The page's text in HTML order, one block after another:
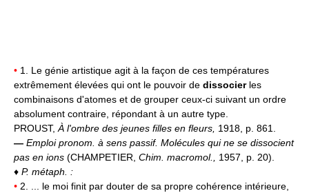
• 1. Le génie artistique agit à la façon de ces températures
extrêmement élevées qui ont le pouvoir de dissocierles
combinaisons d'atomes et de grouper ceux-ci suivant un ordre
absolument contraire, répondant à un autre type.
PROUST, À l'ombre des jeunes filles en fleurs, 1918, p. 861.
— Emploi pronom. à sens passif. Molécules qui ne se dissocient
pas en ions (CHAMPETIER, Chim. macromol., 1957, p. 20).
♦ P. métaph. :
• 2. ... le moi finit par douter de sa propre cohérence intérieure,